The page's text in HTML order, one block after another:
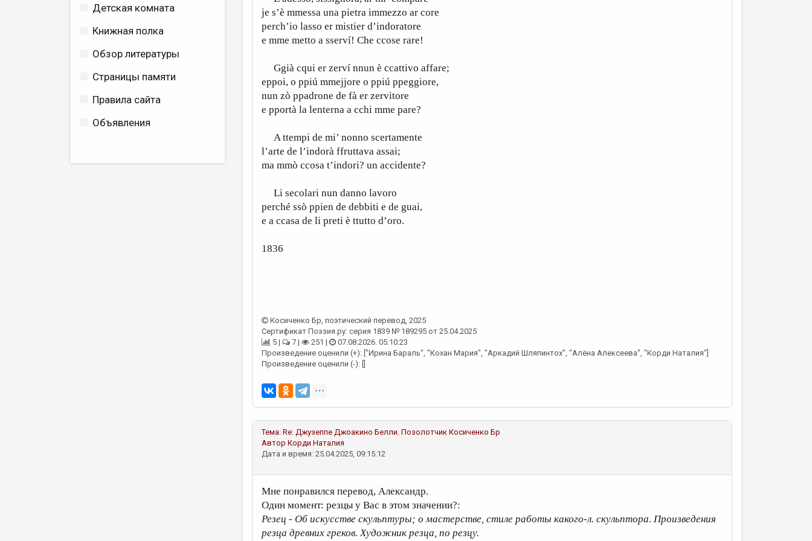
Детская комната
Книжная полка
Обзор литературы
Страницы памяти
Правила сайта
Объявления
je s’è mmessa una pietra immezzo ar core
perch’io lasso er mistier d’indoratore
e mme metto a sserví! Che ccose rare!
Ggià cqui er zerví nnun è ccattivo affare;
eppoi, o ppiú mmejjore o ppiú ppeggiore,
nun zò ppadrone de fà er zervitore
e pportà la lenterna a cchi mme pare?
A ttempi de mi’ nonno scertamente
l’arte de l’indorà ffruttava assai;
ma mmò ccosa t’indori? un accidente?
Li secolari nun danno lavoro
perché ssò ppien de debbiti e de guai,
e a ccasa de li preti è ttutto d’oro.
1836
Косиченко Бр, поэтический перевод, 2025
Сертификат Поэзия.ру: серия 1839 № 189295 от 25.04.2025
5 |
7 | 251 |
07.08.2026. 05:10:23
Произведение оценили (+): ["Ирина Бараль", "Кохан Мария", "Аркадий Шляпинтох", "Алёна Алексеева", "Корди Наталия"]
Произведение оценили (-): []
Тема: Re: Джузеппе Джоакино Белли. Позолотчик Косиченко Бр
Автор Корди Наталия
Дата и время: 25.04.2025, 09:15:12
Мне понравился перевод, Александр.
Один момент: резцы у Вас в этом значении?:
Резец - Об искусстве скульптуры; о мастерстве, стиле работы какого-л. скульптора. Произведения
резца древних греков. Художник резца, по резцу.